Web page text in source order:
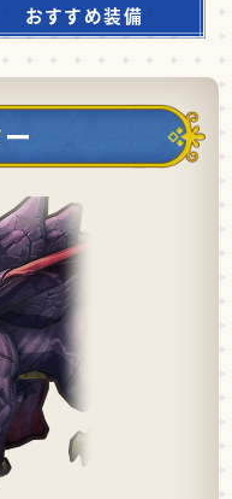
おすすめ装備